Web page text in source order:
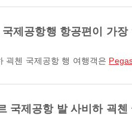
제공항행 항공편이 가
괵첸 국제공항 행 여행객은
국제공항 발 사비하 괵